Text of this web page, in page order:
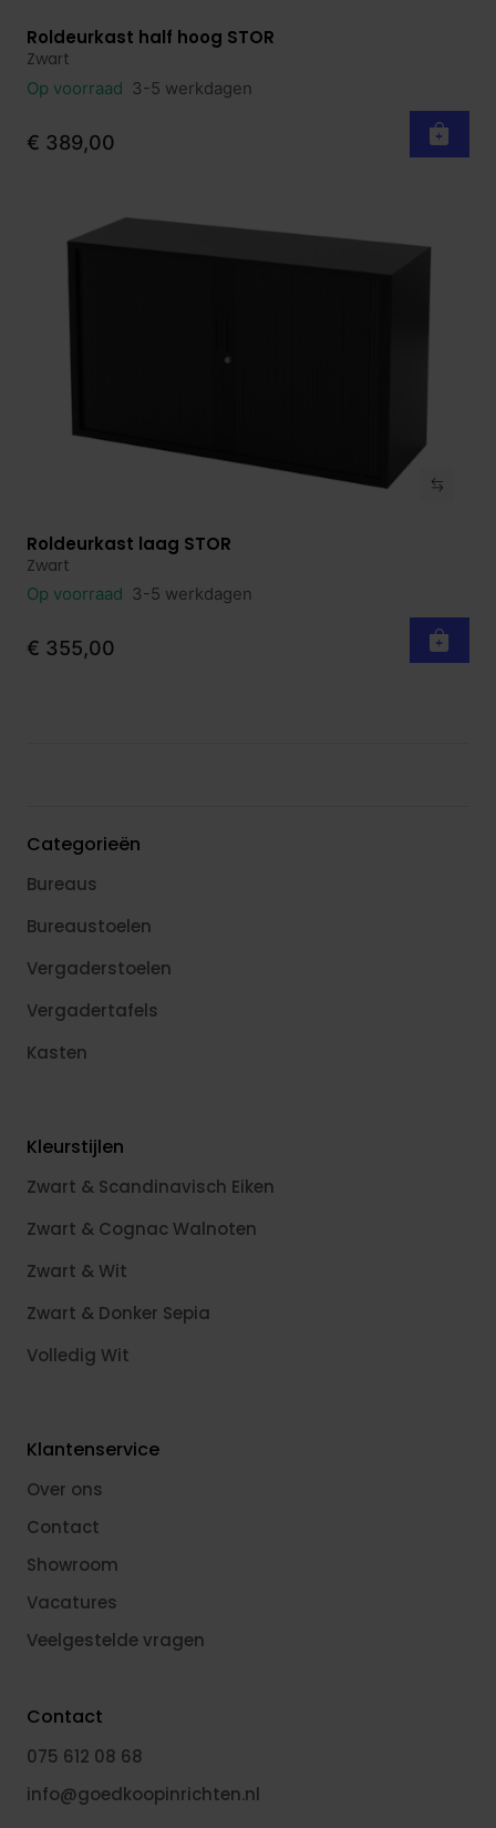
Bekijk product
Roldeurkast half hoog STOR
Zwart
Op voorraad 3-5 werkdagen
€ 389,00
Bekijk product
Roldeurkast laag STOR
Zwart
Op voorraad 3-5 werkdagen
€ 355,00
Categorieën
Bureaus
Bureaustoelen
Vergaderstoelen
Vergadertafels
Kasten
Kleurstijlen
Zwart & Scandinavisch Eiken
Zwart & Cognac Walnoten
Zwart & Wit
Zwart & Donker Sepia
Volledig Wit
Klantenservice
Over ons
Contact
Showroom
Vacatures
Veelgestelde vragen
Contact
075 612 08 68
info@goedkoopinrichten.nl